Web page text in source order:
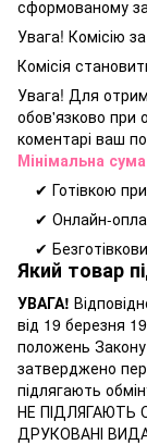
сформованому
Увага! Комісію
Комісія
Увага! Для
обов'язково при
коментарі ваш
Мінімальна
✔ Готівкою
✔ Онлайн-
✔
Який товар
УВАГА!
від 19 березня
положень
затверджено
підлягають
НЕ ПІДЛЯГАЮТЬ
ДРУКОВАНІ